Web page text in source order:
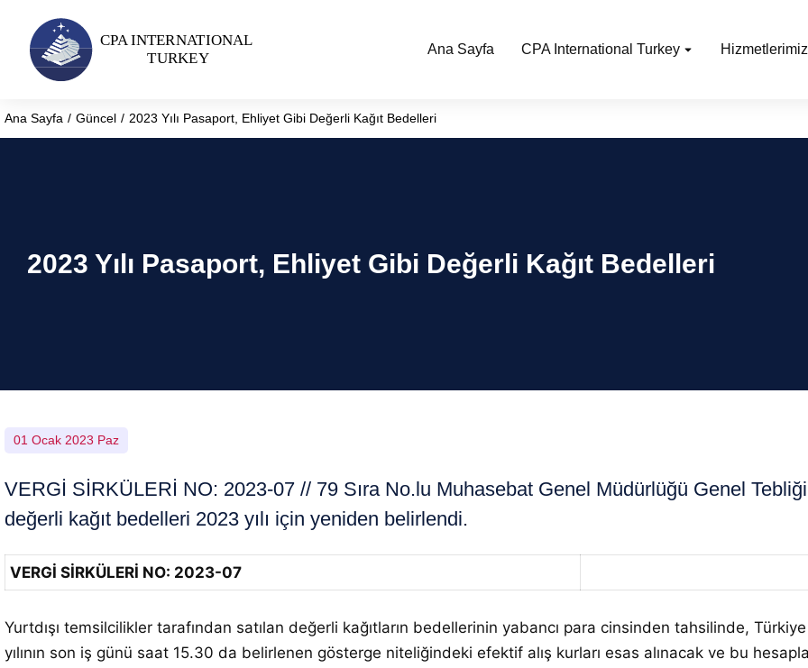
Ana Sayfa CPA International Turkey Hizmetlerimiz
You are here:
Ana Sayfa Güncel 2023 Yılı Pasaport, Ehliyet Gibi Değerli Kağıt Bedelleri
2023 Yılı Pasaport, Ehliyet Gibi Değerli Kağıt Bedelleri
01 Ocak 2023 Paz
VERGİ SİRKÜLERİ NO: 2023-07 // 79 Sıra No.lu Muhasebat Genel Müdürlüğü Genel
değerli kağıt bedelleri 2023 yılı için yeniden belirlendi.
VERGİ SİRKÜLERİ NO: 2023-07
Yurtdışı temsilcilikler tarafından satılan değerli kağıtların bedellerinin yabancı para cinsinden tahsilinde,
yılının son iş günü saat 15.30 da belirlenen gösterge niteliğindeki efektif alış kurları esas alınacak ve bu